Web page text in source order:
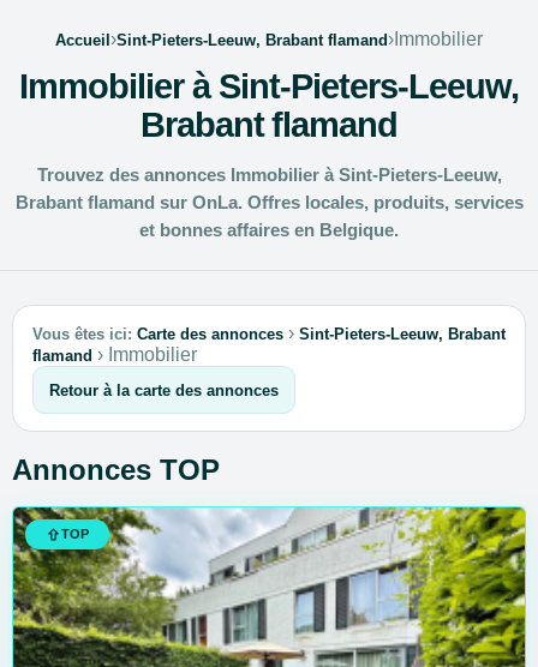
Accueil›Sint-Pieters-Leeuw, Brabant flamand› Immobilier
Immobilier à Sint-Pieters-Leeuw,
Brabant flamand
Trouvez des annonces Immobilier à Sint-Pieters-Leeuw,
Brabant flamand sur OnLa. Offres locales, produits, services
et bonnes affaires en Belgique.
Vous êtes ici: Carte des annonces › Sint-Pieters-Leeuw, Brabant
flamand › Immobilier
Retour à la carte des annonces
Annonces TOP
TOP